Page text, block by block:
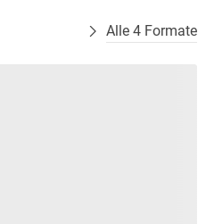
Alle 4 Formate